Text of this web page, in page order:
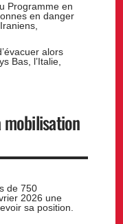
Programme en
en danger
alors
Bas, l’Italie,
de 750
2026 une
sa position.